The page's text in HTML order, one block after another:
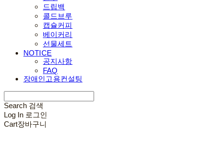
드립백
콜드브루
캡슐커피
베이커리
선물세트
NOTICE
공지사항
FAQ
장애인고용컨설팅
Search 검색
Log In 로그인
Cart장바구니